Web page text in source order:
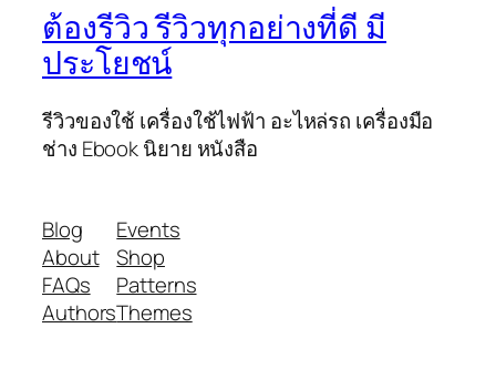
ต้องรีวิว รีวิวทุกอย่างที่ดี มี
ประโยชน์
รีวิวของใช้ เครื่องใช้ไฟฟ้า อะไหล่รถ เครื่องมือ
ช่าง Ebook นิยาย หนังสือ
Blog
About
FAQs
Authors
Events
Shop
Patterns
Themes